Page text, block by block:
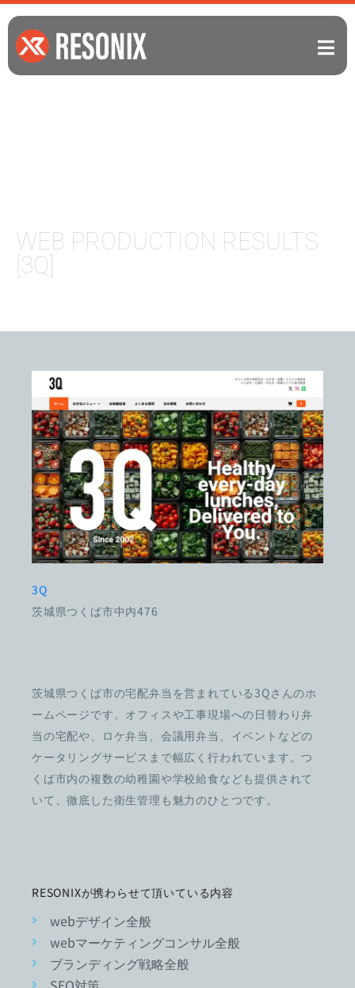
WEB PRODUCTION RESULTS
[3Q]
ホームページ制作実績 【3Q/茨城県つくば
3Q
茨城県つくば市中内476
茨城県つくば市の宅配弁当を営まれている3Qさんのホ
ームページです。オフィスや工事現場への日替わり弁
当の宅配や、ロケ弁当、会議用弁当、イベントなどの
ケータリングサービスまで幅広く行われています。つ
くば市内の複数の幼稚園や学校給食なども提供されて
いて、徹底した衛生管理も魅力のひとつです。
RESONIXが携わらせて頂いている内容
webデザイン全般
webマーケティングコンサル全般
ブランディング戦略全般